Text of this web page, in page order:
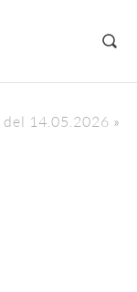
14.05.2026 »